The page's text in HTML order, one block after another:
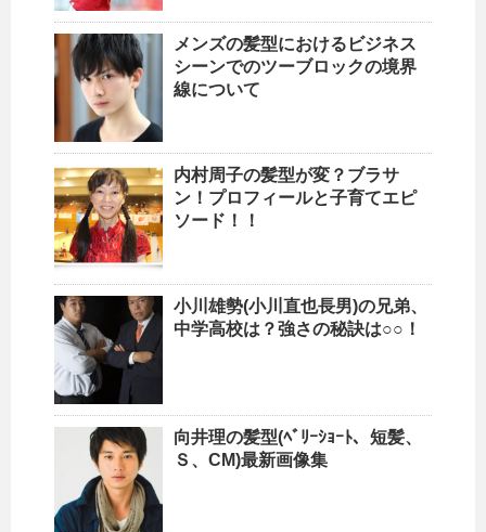
メンズの髪型におけるビジネス
シーンでのツーブロックの境界
線について
内村周子の髪型が変？ブラサ
ン！プロフィールと子育てエピ
ソード！！
小川雄勢(小川直也長男)の兄弟、
中学高校は？強さの秘訣は○○！
向井理の髪型(ﾍﾞﾘｰｼｮｰﾄ、短髪、
Ｓ、CM)最新画像集